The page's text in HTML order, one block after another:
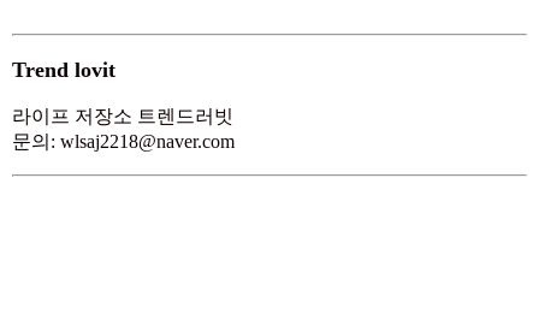
Trend lovit
라이프 저장소 트렌드러빗
문의: wlsaj2218@naver.com